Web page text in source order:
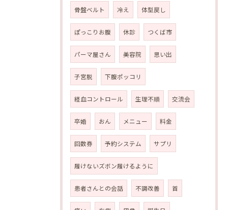
骨盤ベルト 冷え 体型戻し
ぽっこりお腹 休診 つくば市
パーマ屋さん 美容院 思い出
子宮脱 下腹ポッコリ
経血コントロール 生理不順 交流会
卒婚 おん メニュー 料金
回数券 予約システム サプリ
履けないズボン履けるように
患者さんとの会話 不調改善 首